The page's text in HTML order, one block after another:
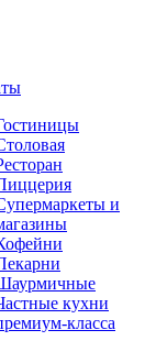
и
кухни
класса